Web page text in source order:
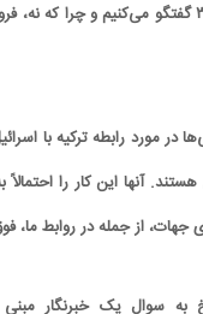
در مورد رابطه‌ ترکیه با
آنها این کار را
جهات، از جمله در روابط ما،
سوال یک خبرنگار مبنی